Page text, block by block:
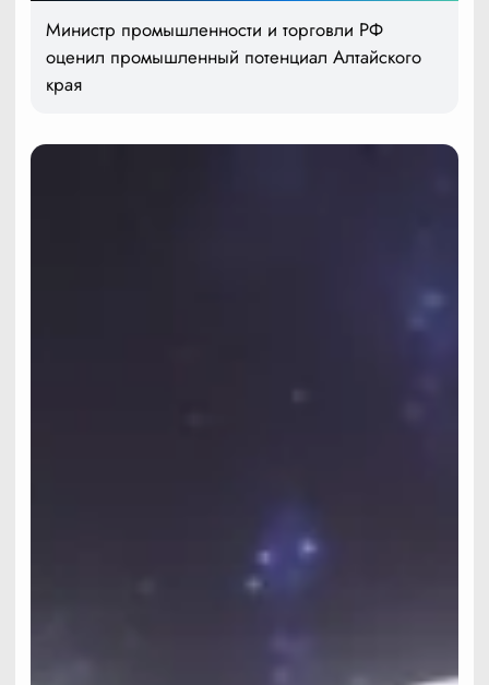
Министр промышленности и торговли РФ
оценил промышленный потенциал Алтайского
края